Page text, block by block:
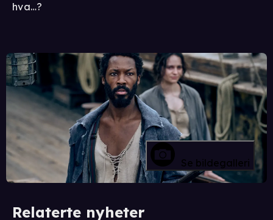
hva…?
Se bildegalleri
Relaterte nyheter